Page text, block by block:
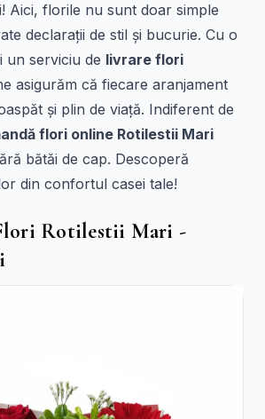
Aici, florile nu sunt doar simple
declarații de stil și bucurie. Cu o
un serviciu de livrare flori
asigurăm că fiecare aranjament
și plin de viață. Indiferent de
flori online Rotilestii Mari
bătăi de cap. Descoperă
din confortul casei tale!
Rotilestii Mari -